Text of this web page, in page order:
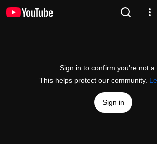
Sign in to confirm you’re not a
This helps protect our community.
Sign in